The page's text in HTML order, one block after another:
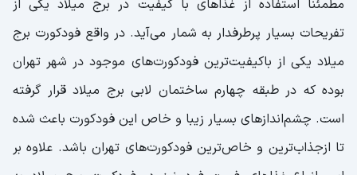
مطمئناً استفاده از غذا‌های با کیفیت در برج میلاد یکی از
تفریحات بسیار پرطرفدار به شمار می‌آید. در واقع فودکورت برج
میلاد یکی از باکیفیت‌ترین فودکورت‌های موجود در شهر تهران
بوده که در طبقه چهارم ساختمان لابی برج میلاد قرار گرفته
است. چشم‌انداز‌های بسیار زیبا و خاص این فودکورت باعث شده
تا ازجذاب‌ترین و خاص‌ترین فودکورت‌های تهران باشد. علاوه بر